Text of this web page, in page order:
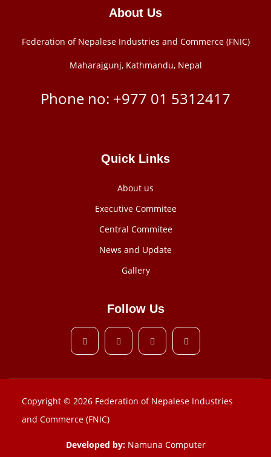
About Us
Federation of Nepalese Industries and Commerce (FNIC)
Maharajgunj, Kathmandu, Nepal
Phone no: +977 ‭01 5312417
Quick Links
About us
Executive Commitee
Central Commitee
News and Update
Gallery
Follow Us
Copyright © 2026 Federation of Nepalese Industries
and Commerce (FNIC)
Developed by: Namuna Computer